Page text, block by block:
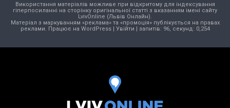
Використання матеріалів можливе при відкритому для індексування
гіперпосиланні на сторінку оригінальної статті з вказанням імені сайту
LvivOnline (Львів Онлайн).
Матеріал з маркуванням «реклама» та «промоція» публікується на правах
реклами. Працює на WordPress| Увійти | запитів: 96, секунд: 0,254